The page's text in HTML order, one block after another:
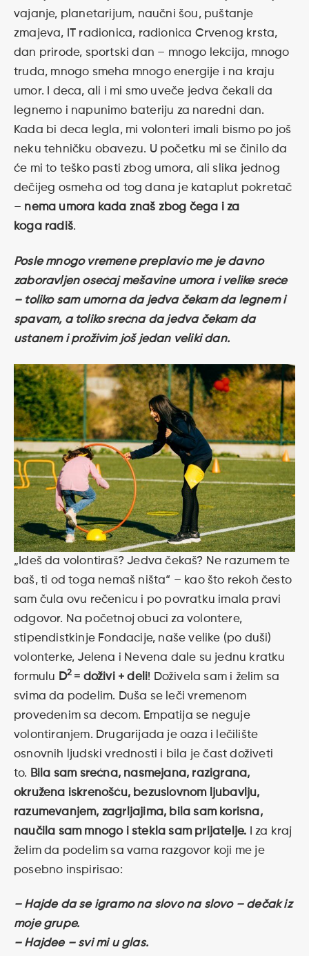
vajanje, planetarijum, naučni šou, puštanje
zmajeva, IT radionica, radionica Crvenog krsta,
dan prirode, sportski dan – mnogo lekcija, mnogo
truda, mnogo smeha mnogo energije i na kraju
umor. I deca, ali i mi smo uveče jedva čekali da
legnemo i napunimo bateriju za naredni dan.
Kada bi deca legla, mi volonteri imali bismo po još
neku tehničku obavezu. U početku mi se činilo da
će mi to teško pasti zbog umora, ali slika jednog
dečijeg osmeha od tog dana je kataplut pokretač
– nema umora kada znaš zbog čega i za
koga radiš.
Posle mnogo vremene preplavio me je davno
zaboravljen osećaj mešavine umora i velike sreće
– toliko sam umorna da jedva čekam da legnem i
spavam, a toliko srećna da jedva čekam da
ustanem i proživim još jedan veliki dan.
„Ideš da volontiraš? Jedva čekaš? Ne razumem te
baš, ti od toga nemaš ništa“ – kao što rekoh često
sam čula ovu rečenicu i po povratku imala pravi
odgovor. Na početnoj obuci za volontere,
stipendistkinje Fondacije, naše velike (po duši)
volonterke, Jelena i Nevena dale su jednu kratku
formulu D2 = doživi + deli! Doživela sam i želim sa
svima da podelim. Duša se leči vremenom
provedenim sa decom. Empatija se neguje
volontiranjem. Drugarijada je oaza i lečilište
osnovnih ljudski vrednosti i bila je čast doživeti
to. Bila sam srećna, nasmejana, razigrana,
okružena iskrenošću, bezuslovnom ljubavlju,
razumevanjem, zagrljajima, bila sam korisna,
naučila sam mnogo i stekla sam prijatelje. I za kraj
želim da podelim sa vama razgovor koji me je
posebno inspirisao:
– Hajde da se igramo na slovo na slovo – dečak iz
moje grupe.
– Hajdee – svi mi u glas.